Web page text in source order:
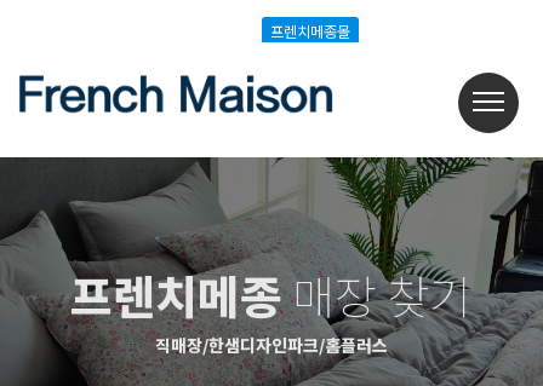
프렌치메종몰
프렌치메종매장 찾기
직매장/한샘디자인파크/홈플러스